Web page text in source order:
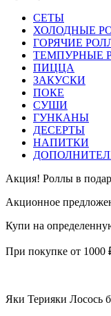
СЕТЫ
ХОЛОДНЫЕ
ГОРЯЧИЕ
ТЕМПУРНЫЕ
ПИЦЦА
ЗАКУСКИ
ПОКЕ
СУШИ
ГУНКАНЫ
ДЕСЕРТЫ
НАПИТКИ
Акция! Роллы в
Акционное
Купи на
При покупке от 1000
Яки Терияки Лосось